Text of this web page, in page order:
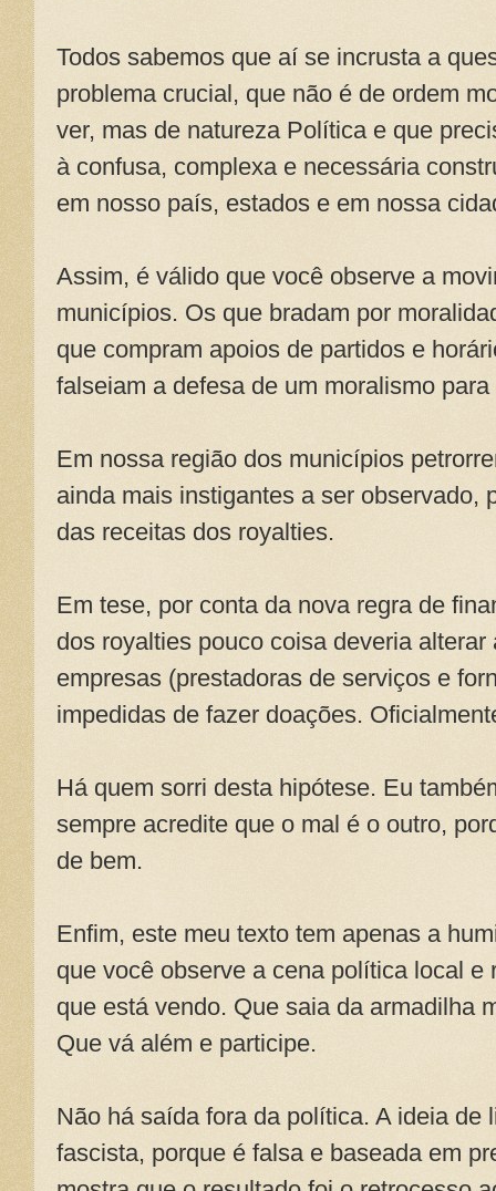
Todos sabemos que aí se incrusta a
problema crucial, que não é de ordem
ver, mas de natureza Política e que
à confusa, complexa e necessária
em nosso país, estados e em nossa
Assim, é válido que você observe a
municípios. Os que bradam por
que compram apoios de partidos e
falseiam a defesa de um moralismo
Em nossa região dos municípios
ainda mais instigantes a ser observado,
das receitas dos royalties.
Em tese, por conta da nova regra de
dos royalties pouco coisa deveria
empresas (prestadoras de serviços e
impedidas de fazer doações.
Há quem sorri desta hipótese. Eu
sempre acredite que o mal é o outro,
de bem.
Enfim, este meu texto tem apenas a
que você observe a cena política local e
que está vendo. Que saia da armadilha
Que vá além e participe.
Não há saída fora da política. A ideia de
fascista, porque é falsa e baseada em